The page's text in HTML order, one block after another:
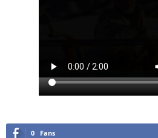
0 Fans